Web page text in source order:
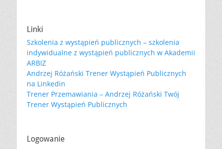
Linki
Szkolenia z wystąpień publicznych – szkolenia
indywidualne z wystąpień publicznych w Akademii
ARBIZ
Andrzej Różański Trener Wystąpień Publicznych
na Linkedin
Trener Przemawiania – Andrzej Różański Twój
Trener Wystąpień Publicznych
Logowanie